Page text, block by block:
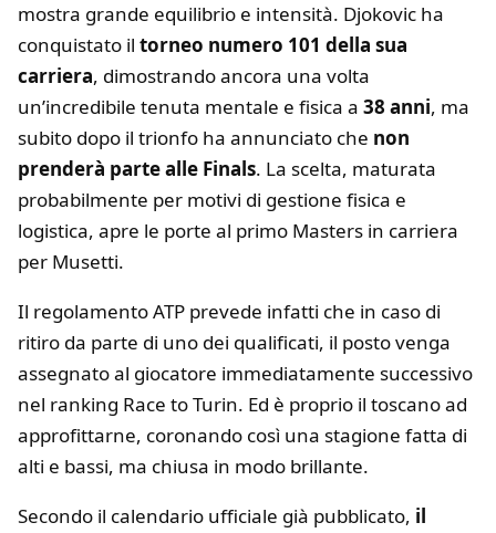
mostra grande equilibrio e intensità. Djokovic ha
conquistato il torneo numero 101 della sua
carriera, dimostrando ancora una volta
un’incredibile tenuta mentale e fisica a 38 anni, ma
subito dopo il trionfo ha annunciato che non
prenderà parte alle Finals. La scelta, maturata
probabilmente per motivi di gestione fisica e
logistica, apre le porte al primo Masters in carriera
per Musetti.
Il regolamento ATP prevede infatti che in caso di
ritiro da parte di uno dei qualificati, il posto venga
assegnato al giocatore immediatamente successivo
nel ranking Race to Turin. Ed è proprio il toscano ad
approfittarne, coronando così una stagione fatta di
alti e bassi, ma chiusa in modo brillante.
Secondo il calendario ufficiale già pubblicato, il